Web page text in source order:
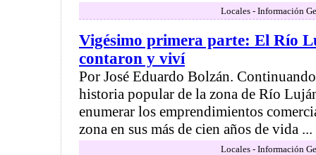
Locales - Información
Vigésimo primera parte: El Río
contaron y viví
Por José Eduardo Bolzán.
historia popular de la zona de Río
enumerar los emprendimientos
zona en sus más de cien años de vida ...
Locales - Información